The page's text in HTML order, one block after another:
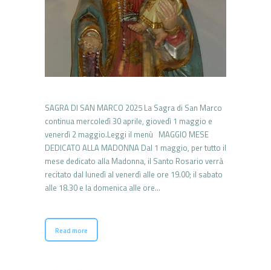
SAGRA DI SAN MARCO 2025 La Sagra di San Marco
continua mercoledì 30 aprile, giovedì 1 maggio e
venerdì 2 maggio.Leggi il menù MAGGIO MESE
DEDICATO ALLA MADONNA Dal 1 maggio, per tutto il
mese dedicato alla Madonna, il Santo Rosario verrà
recitato dal lunedì al venerdì alle ore 19.00; il sabato
alle 18.30 e la domenica alle ore…
Read more